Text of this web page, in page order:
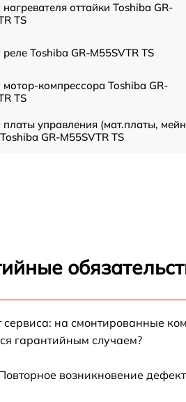
оттайки Toshiba GR-
TS
Toshiba GR-M55SVTR TS
компрессора Toshiba GR-
TS
управления (мат.платы, мейн
GR-M55SVTR TS
Toshiba GR-M55SVTR
засора трубопровода Toshiba
сервиса: на смонтированные
гарантийным случаем?
возникновение